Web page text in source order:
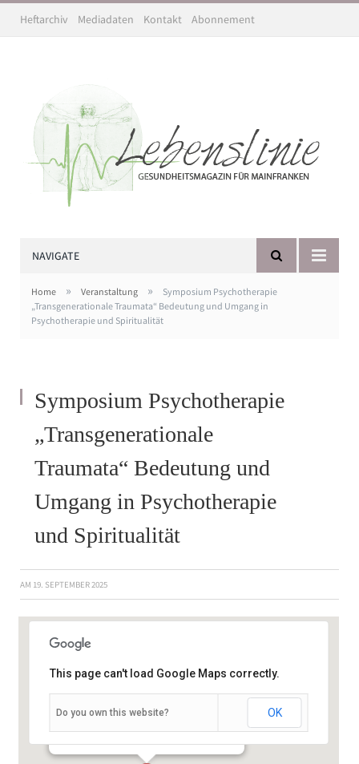
Heftarchiv Mediadaten Kontakt Abonnement
NAVIGATE
Home » Veranstaltung »
Symposium Psychotherapie
„Transgenerationale Traumata“ Bedeutung und Umgang in
Psychotherapie und Spiritualität
Symposium Psychotherapie
„Transgenerationale
Traumata“ Bedeutung und
Umgang in Psychotherapie
und Spiritualität
AM 19. SEPTEMBER 2025
Klosterstraße 10 - Holzkirchen bei Würzburg
Veranstaltungen
This page can't load Google Maps correctly.
Do you own this website? OK